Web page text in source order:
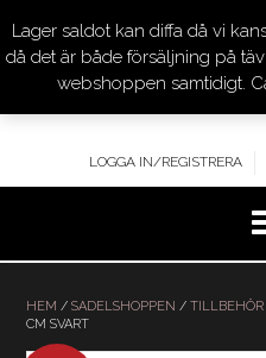
innehåll
KVALITET –
LOGGA IN/REGISTRERA
HEM / SADELSHOPPEN / TILLBEHÖR
CM SVART
Lager saldot kan diffa då vi
då det är både försäljning på
webshoppen samtidigt.